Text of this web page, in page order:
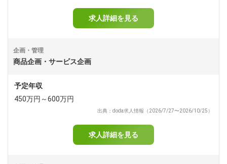
求人詳細を見る
企画・管理
商品企画・サービス企画
予定年収
450万円～600万円
出典：doda求人情報（2026/7/27〜2026/10/25）
求人詳細を見る